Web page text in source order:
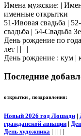
Имена мужские: |
именные открытки
51-Ивовая свадьба |
свадьба | 54-Свадьба
День рождение по
лет | | | |
День рождение : кум |
Последние
открытки , поздравления:
Новый 2026 год Лошади |
гражданской авиации |
День художника | | | | |